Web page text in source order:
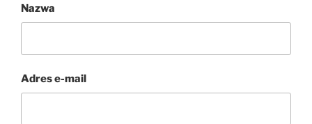
Nazwa
Adres e-mail